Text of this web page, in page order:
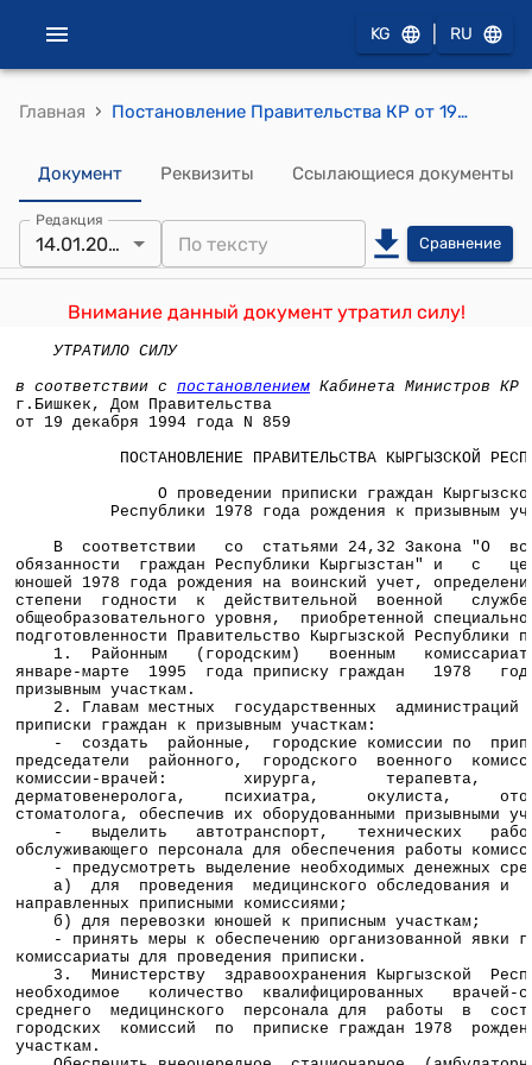
KG RU
Главная › Постановление Правительства КР от 19 декабря 1994 года N 859 "О проведении приписки граждан Кыргызской Республики 1978 года рождения к призывным участкам"
Документ Реквизиты Ссылающиеся документы
Редакция
14.01.2022 Сравнение
Внимание данный документ утратил силу!